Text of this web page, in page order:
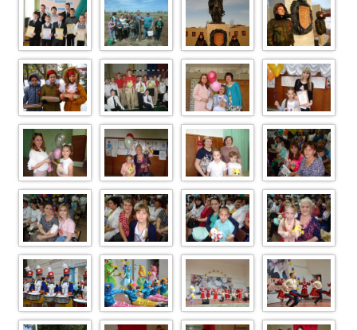
DSC 1287 Image Article 52
Image Article
303
Image Article
310
Image Article
306
Image Article 59
Image Article
Image Article
332
Image Article
330
Image Article
329
Image Article
319
Image Article
305
Image Article
304
Image Article
303
Image Article
Image Article
301
Image Article 76
Image Article
Image Article
Image Article